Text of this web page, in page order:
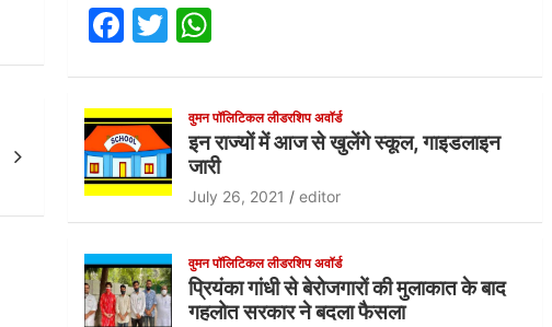
F
e
b
o
o
k
T
er s
A
p
p
वुमन पॉलिटिकल लीडरशिप अवॉर्ड
इन राज्यों में आज से खुलेंगे स्कूल, गाइडलाइन
जारी
July 26, 2021 editor
वुमन पॉलिटिकल लीडरशिप अवॉर्ड
प्रियंका गांधी से बेरोजगारों की मुलाकात के बाद
गहलोत सरकार ने बदला फैसला